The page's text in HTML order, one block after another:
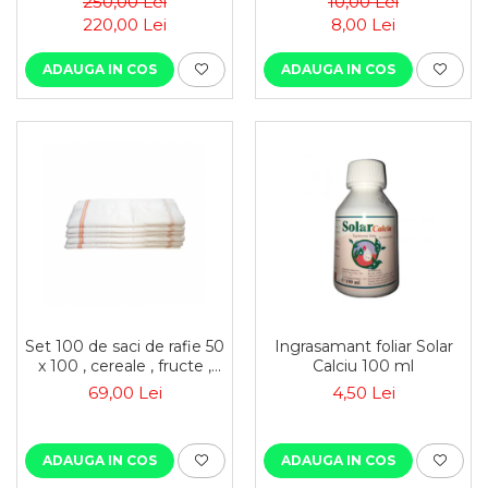
220,00 Lei
ADAUGA IN COS
8,00 Lei
ADAUGA IN COS
Set 100 de saci de rafie 50
x 100 , cereale , fructe ,
moloz , menaj si
depozitare
69,00 Lei
ADAUGA IN COS
Ingrasamant foliar Solar
Calciu 100 ml
4,50 Lei
ADAUGA IN COS